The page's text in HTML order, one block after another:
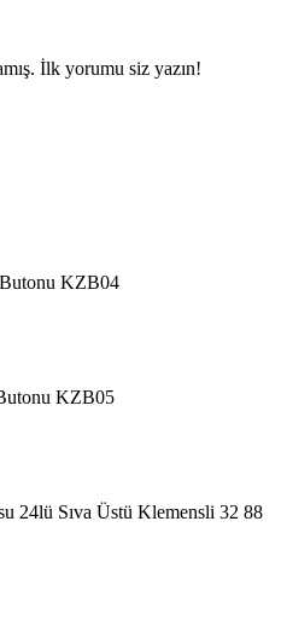
İlk yorumu siz yazın!
KZB04
KZB05
24lü Sıva Üstü Klemensli 32 88